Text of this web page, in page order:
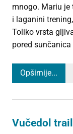
mnogo. Mariu
i laganini
Toliko vrsta
pored sunčanica
Opširnije...
Vučedol